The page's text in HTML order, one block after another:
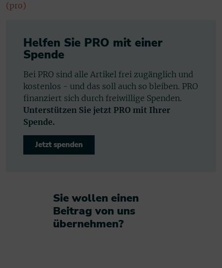
(pro)
Helfen Sie PRO mit einer
Spende
Bei PRO sind alle Artikel frei zugänglich und
kostenlos - und das soll auch so bleiben. PRO
finanziert sich durch freiwillige Spenden.
Unterstützen Sie jetzt PRO mit Ihrer
Spende.
Jetzt spenden
Sie wollen einen
Beitrag von uns
übernehmen?​